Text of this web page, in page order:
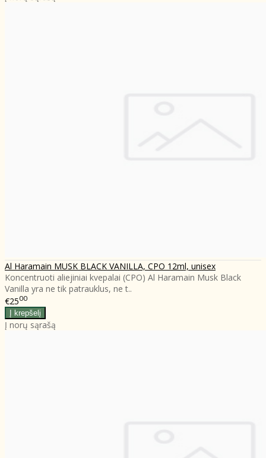
Al Haramain MUSK BLACK VANILLA, CPO 12ml, unisex
Koncentruoti aliejiniai kvepalai (CPO) Al Haramain Musk Black
Vanilla yra ne tik patrauklus, ne t..
€2500
Į norų sąrašą